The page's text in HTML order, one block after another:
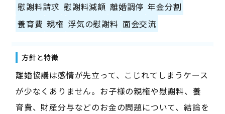
慰謝料請求 慰謝料減額 離婚調停 年金分割
養育費 親権 浮気の慰謝料 面会交流
方針と特徴
離婚協議は感情が先立って、こじれてしまうケース
が少なくありません。お子様の親権や慰謝料、養
育費、財産分与などのお金の問題について、結論を